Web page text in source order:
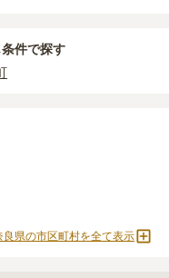
に行う儀式のための費
のための費用。僧侶に渡
年発生するケースがあり
条件で探す
良県の市区町村を全て表示